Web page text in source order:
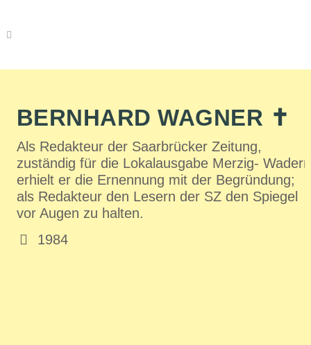
BERNHARD WAGNER ✝
Als Redakteur der Saarbrücker Zeitung,
zuständig für die Lokalausgabe Merzig-
erhielt er die Ernennung mit der Begründung;
als Redakteur den Lesern der SZ den Spiegel
vor Augen zu halten.
1984